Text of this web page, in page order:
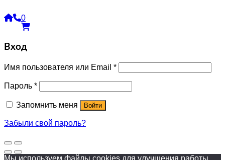
0
Вход
Имя пользователя или Email *
Пароль *
Запомнить меня Войти
Забыли свой пароль?
Мы используем файлы cookies для улучшения работы